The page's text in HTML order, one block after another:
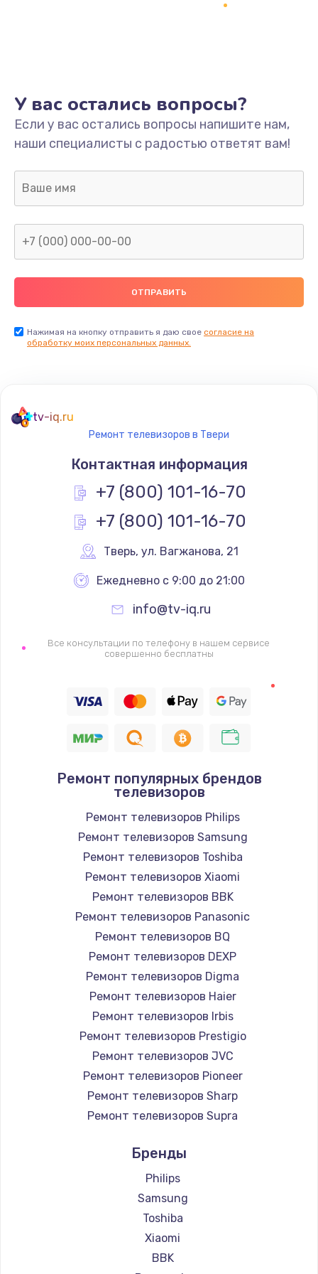
Не включается
1400 руб.
Заказать
Нет звука
800 руб.
Не видит флешку
400 руб.
Заказать
900 руб.
Заказать
900 руб.
Заказать
Не работает
1400 руб.
Восстановление цепи питания, пайка
Заказать
Программный ремонт/прошивка
Замена Bluetooth/Wi-Fi модуля
Заказать
Замена картридера
890 руб.
Заказать
Замена микросхемы NFC
1100 руб.
Заказать
Замена шим-контроллера
Заказать
Настройка Wi-Fi
1030 руб.
Заказать
У вас остались вопросы?
Если у вас остались вопросы напишите нам,
наши специалисты с радостью ответят вам!
Нажимая на кнопку отправить я даю свое согласие на
обработку моих персональных данных.
tv-iq.ru
Ремонт телевизоров в Твери
Контактная информация
+7 (800) 101-16-70
+7 (800) 101-16-70
Тверь, ул. Вагжанова, 21
Ежедневно с 9:00 до 21:00
info@tv-iq.ru
Все консультации по телефону в нашем сервисе
совершенно бесплатны
Ремонт популярных брендов
телевизоров
Ремонт телевизоров Philips
Ремонт телевизоров Samsung
Ремонт телевизоров Toshiba
Ремонт телевизоров Xiaomi
Ремонт телевизоров BBK
Ремонт телевизоров Panasonic
Ремонт телевизоров BQ
Ремонт телевизоров DEXP
Ремонт телевизоров Digma
Ремонт телевизоров Haier
Ремонт телевизоров Irbis
Ремонт телевизоров Prestigio
Ремонт телевизоров JVC
Ремонт телевизоров Pioneer
Ремонт телевизоров Sharp
Ремонт телевизоров Supra
Ремонт телевизоров Hisense
Ремонт телевизоров Daewoo
Ремонт телевизоров Centek
Ремонт телевизоров Telefunken
Ремонт телевизоров Hyundai
Ремонт телевизоров Doffler
Бренды
Philips
Samsung
Toshiba
Xiaomi
BBK